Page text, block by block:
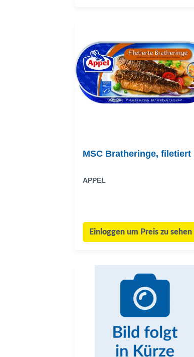
MSC Bratheringe, filetiert
APPEL
Einloggen um Preis zu sehen